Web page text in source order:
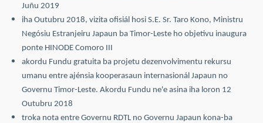
Juñu 2019
iha Outubru 2018, vizita ofisiál hosi S.E. Sr. Taro Kono, Ministru
Negósiu Estranjeiru Japaun ba Timor-Leste ho objetivu inaugura
ponte HINODE Comoro III
akordu Fundu gratuita ba projetu dezenvolvimentu rekursu
umanu entre ajénsia kooperasaun internasionál Japaun no
Governu Timor-Leste. Akordu Fundu ne'e asina iha loron 12
Outubru 2018
troka nota entre Governu RDTL no Governu Japaun kona-ba